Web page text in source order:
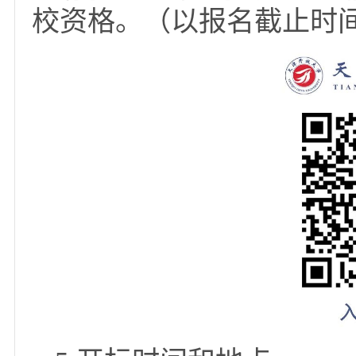
放大学首页招标公告里
递交方式：将纸质
以招标文件要求为准
或未密封的响应文件
津南区海河教育园区
响应文件递交时间：
请于2026年7月9日
校资格。（以报名截